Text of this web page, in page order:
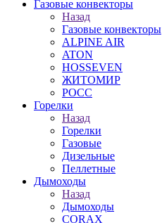
Газовые конвекторы
Назад
Газовые конвекторы
ALPINE AIR
ATON
HOSSEVEN
ЖИТОМИР
РОСС
Горелки
Назад
Горелки
Газовые
Дизельные
Пеллетные
Дымоходы
Назад
Дымоходы
CORAX